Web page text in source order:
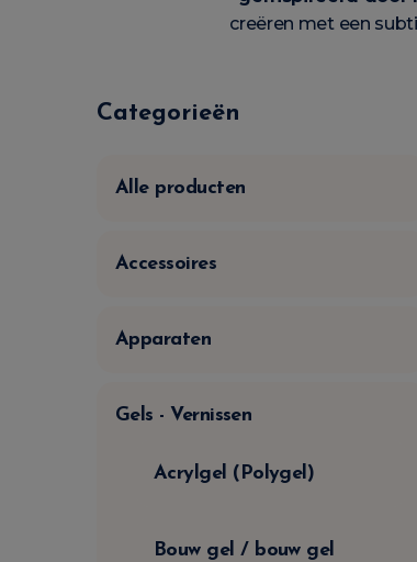
creëren met een
Categorieën
Alle producten
Accessoires
Apparaten
Gels - Vernissen
Acrylgel (Polygel)
Bouw gel / bouw gel